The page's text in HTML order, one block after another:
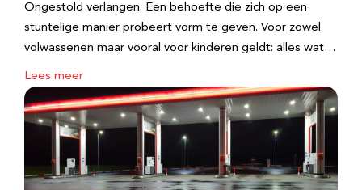
Ongestold verlangen. Een behoefte die zich op een
stuntelige manier probeert vorm te geven. Voor zowel
volwassenen maar vooral voor kinderen geldt: alles wat…
Lees meer